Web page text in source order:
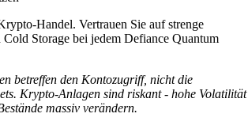
Handel. Vertrauen Sie auf strenge
Storage bei jedem Defiance Quantum
betreffen den Kontozugriff, nicht die
Krypto-Anlagen sind riskant - hohe Volatilität
massiv verändern.